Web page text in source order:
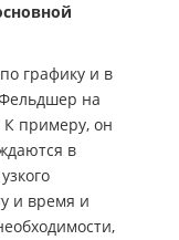
графику и в
Фельдшер на
К примеру, он
в
и время и